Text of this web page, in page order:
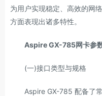
为用户实现稳定、高效的网
方面表现出诸多特性。
Aspire GX-785网卡参
(一)接口类型与规格
Aspire GX-785 配备了常